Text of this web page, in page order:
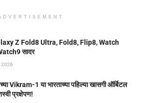
Z Fold8 Ultra, Fold8, Flip8, Watch
सादर
2026
Vikram-1 या भारताच्या पहिल्या खासगी ऑर्बिटल
प्रक्षेपण!